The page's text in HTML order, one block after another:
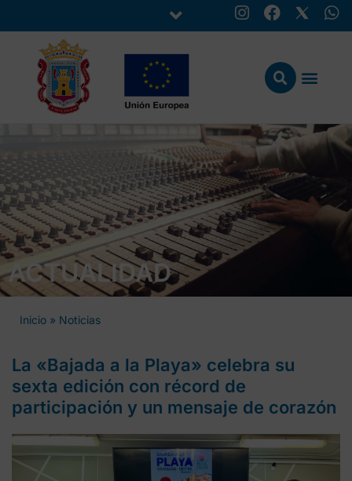
ACTUALIDAD
Inicio » Noticias
La «Bajada a la Playa» celebra su
sexta edición con récord de
participación y un mensaje de corazón